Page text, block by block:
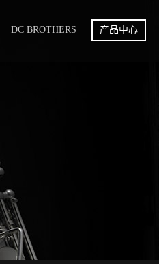
DC BROTHERS 产品中心